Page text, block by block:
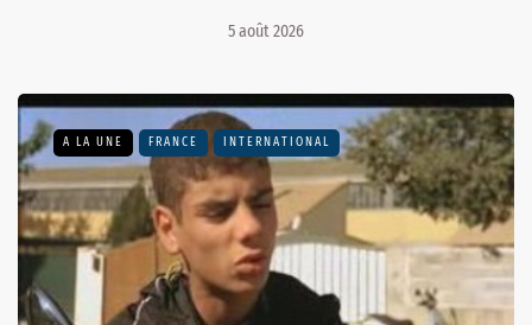
5 août 2026
A LA UNE FRANCE INTERNATIONAL